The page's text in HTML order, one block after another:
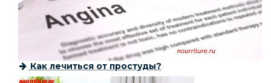
Как лечиться от простуды?